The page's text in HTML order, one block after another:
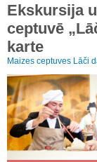
Ekskursija
ceptuvē
karte
Maizes ceptuves Lāči